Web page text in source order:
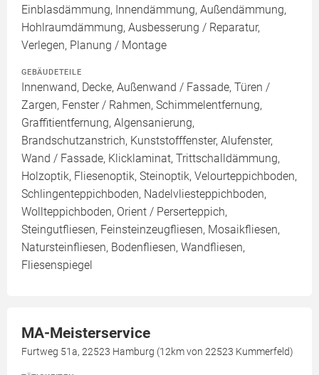
Einblasdämmung, Innendämmung, Außendämmung,
Hohlraumdämmung, Ausbesserung / Reparatur,
Verlegen, Planung / Montage
GEBÄUDETEILE
Innenwand, Decke, Außenwand / Fassade, Türen /
Zargen, Fenster / Rahmen, Schimmelentfernung,
Graffitientfernung, Algensanierung,
Brandschutzanstrich, Kunststofffenster, Alufenster,
Wand / Fassade, Klicklaminat, Trittschalldämmung,
Holzoptik, Fliesenoptik, Steinoptik, Velourteppichboden,
Schlingenteppichboden, Nadelvliesteppichboden,
Wollteppichboden, Orient / Perserteppich,
Steingutfliesen, Feinsteinzeugfliesen, Mosaikfliesen,
Natursteinfliesen, Bodenfliesen, Wandfliesen,
Fliesenspiegel
MA-Meisterservice
Furtweg 51a, 22523 Hamburg (12km von 22523 Kummerfeld)